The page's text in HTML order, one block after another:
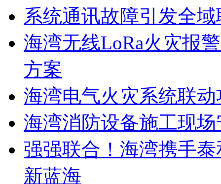
系统通讯故障引发全
海湾无线LoRa火灾报
方案
海湾电气火灾系统联
海湾消防设备施工现
强强联合！海湾携手
新蓝海